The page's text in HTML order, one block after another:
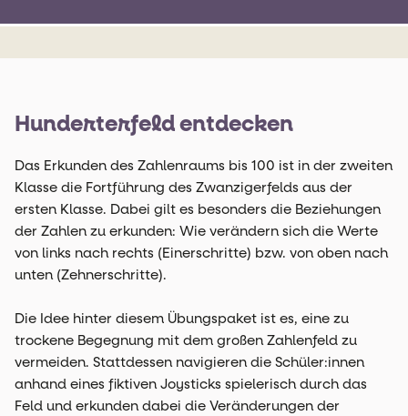
Hunderterfeld entdecken
Das Erkunden des Zahlenraums bis 100 ist in der zweiten
Klasse die Fortführung des Zwanzigerfelds aus der
ersten Klasse. Dabei gilt es besonders die Beziehungen
der Zahlen zu erkunden: Wie verändern sich die Werte
von links nach rechts (Einerschritte) bzw. von oben nach
unten (Zehnerschritte).
Die Idee hinter diesem Übungspaket ist es, eine zu
trockene Begegnung mit dem großen Zahlenfeld zu
vermeiden. Stattdessen navigieren die Schüler:innen
anhand eines fiktiven Joysticks spielerisch durch das
Feld und erkunden dabei die Veränderungen der